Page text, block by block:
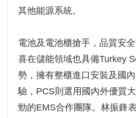
其他能源系統。
電池及電池櫃搶手，品質安
喜在儲能領域也具備Turkey
勢，擁有整櫃進口安裝及國
驗，PCS則選用國內外優質
勁的EMS合作團隊。林振鋒